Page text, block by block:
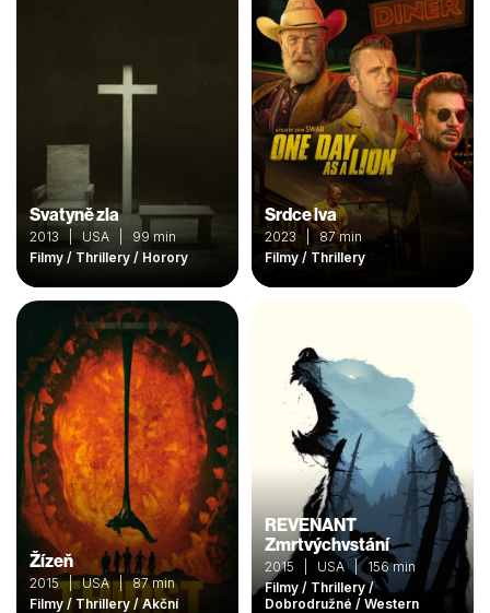
Svatyně zla
2013 | USA | 99 min
Filmy / Thrillery / Horory
Srdce lva
2023 | 87 min
Filmy / Thrillery
Žízeň
2015 | USA | 87 min
Filmy / Thrillery / Akční
REVENANT
Zmrtvýchvstání
2015 | USA | 156 min
Filmy / Thrillery /
Dobrodružné / Western